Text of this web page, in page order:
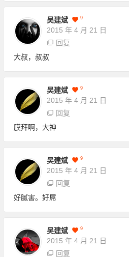
吴建斌 9
2015 年 4 月 21 日
回复
大叔，叔叔
吴建斌 9
2015 年 4 月 21 日
回复
膜拜啊，大神
吴建斌 9
2015 年 4 月 21 日
回复
好腻害。好屌
吴建斌 9
2015 年 4 月 21 日
回复